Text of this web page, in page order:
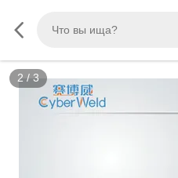
3 / 3